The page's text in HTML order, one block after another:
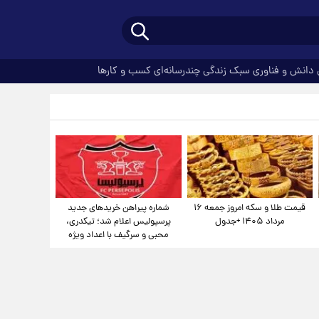
دانش و فناوری سبک زندگیچندرسانه‌ای کسب و کارها
قیمت طلا و سکه امروز جمعه ۱۶
مرداد ۱۴۰۵ +جدول
شماره پیراهن خریدهای جدید
پرسپولیس اعلام شد؛ تیکدری،
محبی و سرگیف با اعداد ویژه